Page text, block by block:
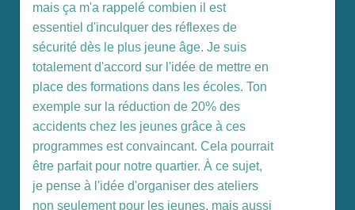
mais ça m'a rappelé combien il est
essentiel d'inculquer des réflexes de
sécurité dès le plus jeune âge. Je suis
totalement d'accord sur l'idée de mettre en
place des formations dans les écoles. Ton
exemple sur la réduction de 20% des
accidents chez les jeunes grâce à ces
programmes est convaincant. Cela pourrait
être parfait pour notre quartier. À ce sujet,
je pense à l'idée d'organiser des ateliers
non seulement pour les jeunes, mais aussi